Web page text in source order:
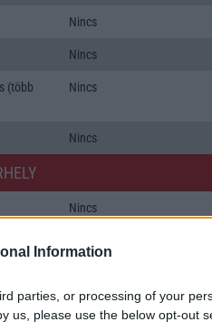
Information
parties, or processing of your
us, please use the below opt-out
Nincs
Nincs
(több
Nincs
Nincs
Nincs
Nincs